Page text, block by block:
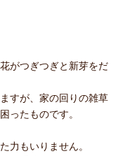
がつぎつぎと新芽をだ
すが、家の回りの雑草
ったものです。
力もいりません。